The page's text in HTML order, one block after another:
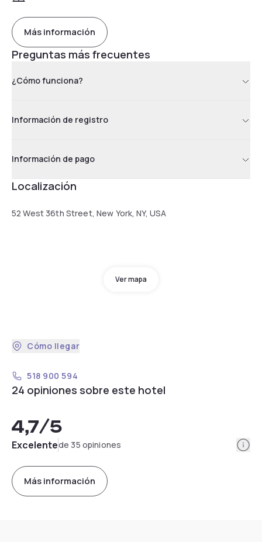
Más información
Preguntas más frecuentes
¿Cómo funciona?
Información de registro
Información de pago
Localización
52 West 36th Street, New York, NY, USA
Ver mapa
Cómo llegar
518 900 594
24 opiniones sobre este hotel
4,7/5
Excelentede 35 opiniones
Más información